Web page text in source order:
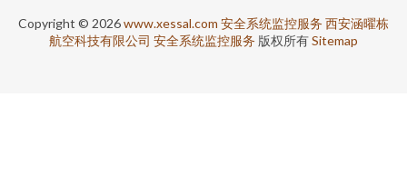
Copyright © 2026www.xessal.com 安全系统监控服务 西安涵曜栋
航空科技有限公司 安全系统监控服务 版权所有Sitemap